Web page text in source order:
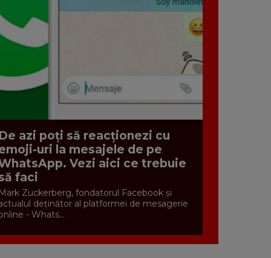
De azi poți să reacționezi cu
uri la mesajele de pe
Vezi aici ce trebuie
faci
Mark Zuckerberg, fondatorul Facebook și
deținător al platformei de mesagerie
- Whats...